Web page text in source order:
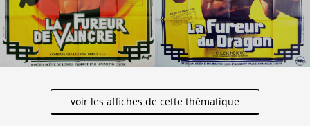
voir les affiches de cette thématique